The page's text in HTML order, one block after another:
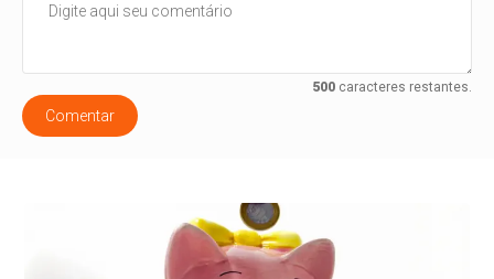
500caracteres restantes.
Comentar